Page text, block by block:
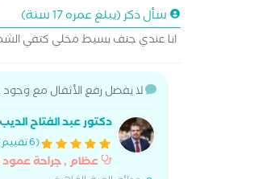
سأل ذكر (يبلغ عمره 17 سنة)
انا عندي جنف بسيط مخلي كتفي
لا يفضل رفع الأثقال مع وجود
دكتور عبد الفتاح الديب
(6 تقييم)
عظام , جراحة